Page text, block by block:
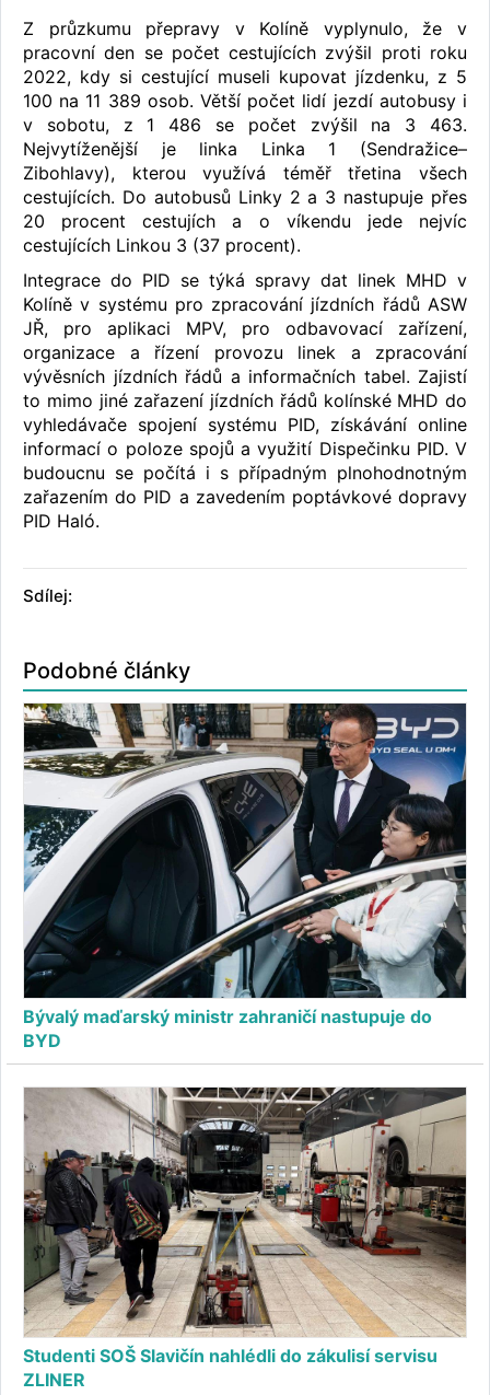
Z průzkumu přepravy v Kolíně vyplynulo, že v
pracovní den se počet cestujících zvýšil proti roku
2022, kdy si cestující museli kupovat jízdenku, z 5
100 na 11 389 osob. Větší počet lidí jezdí autobusy i
v sobotu, z 1 486 se počet zvýšil na 3 463.
Nejvytíženější je linka Linka 1 (Sendražice–
Zibohlavy), kterou využívá téměř třetina všech
cestujících. Do autobusů Linky 2 a 3 nastupuje přes
20 procent cestujích a o víkendu jede nejvíc
cestujících Linkou 3 (37 procent).
Integrace do PID se týká spravy dat linek MHD v
Kolíně v systému pro zpracování jízdních řádů ASW
JŘ, pro aplikaci MPV, pro odbavovací zařízení,
organizace a řízení provozu linek a zpracování
vývěsních jízdních řádů a informačních tabel. Zajistí
to mimo jiné zařazení jízdních řádů kolínské MHD do
vyhledávače spojení systému PID, získávání online
informací o poloze spojů a využití Dispečinku PID. V
budoucnu se počítá i s případným plnohodnotným
zařazením do PID a zavedením poptávkové dopravy
PID Haló.
Sdílej:
Podobné články
Bývalý maďarský ministr zahraničí nastupuje do
BYD
Studenti SOŠ Slavičín nahlédli do zákulisí servisu
ZLINER